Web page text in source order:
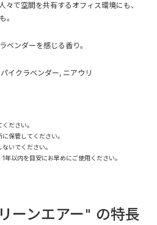
々で空間を共有するオフィス環境にも、
。
ベンダーを感じる香り。
イクラベンダー, ニアウリ
ださい。
保管してください。
いでください。
以内を目安にお早めにご使用ください。
ーンエアー" の特長